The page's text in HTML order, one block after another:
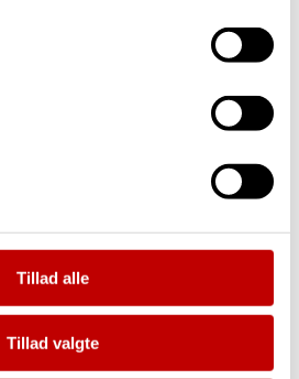
Tillad alle
Tillad valgte